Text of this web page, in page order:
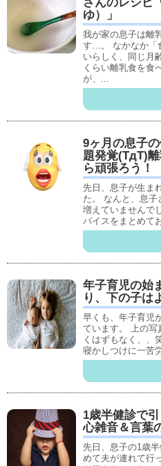
ゆ）」
我が家の息子は離
す…。 なかなか「
いらしく、同じ月
くらい離乳食を食
が、...
9ヶ月の息子
題発覚(TдT)
ら頑張ろう！
先日、息子が生ま
た。 なんと、息子
増えていませんで
バイスをまとめて
年子育児の始
り、下の子は
早くも、年子育児
ています。 上の写
くはずもなく、、
寝かしつけに一苦
1歳半健診で
心雑音＆言葉
先日、息子の1歳
めて夫が連れて行